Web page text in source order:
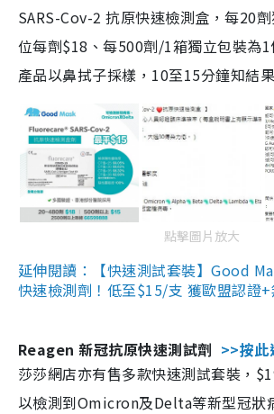
SARS-Cov-2 抗原快速檢測盒，每20
位每劑$18、每500劑/1箱獨立包裝為1
產品以鼻拭子採樣，10至15分鐘知結
點擊圖片放大
延伸閱讀：【快速測試套裝】Good
快速檢測劑！低至$15/支 獲歐盟認證
Reagen 新冠抗原快速測試劑 >>按此
莎莎網店亦有售多款快速測試套裝，
以檢測到Omicron及Delta等新型冠狀